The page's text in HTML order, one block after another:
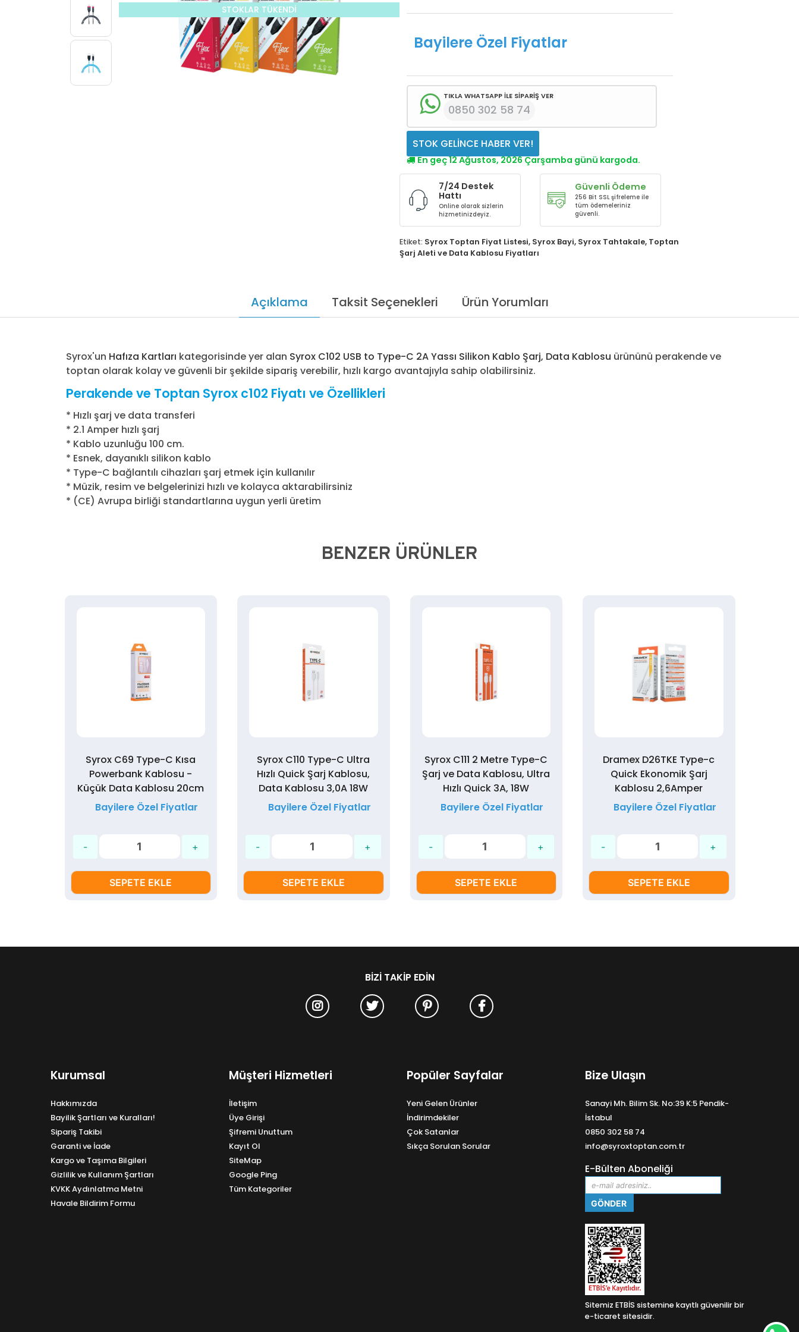
STOKLAR TÜKENDİ
Bayilere Özel Fiyatlar
TIKLA WHATSAPP İLE SİPARİŞ VER
0850 302 58 74
STOK GELİNCE HABER VER!
En geç 12 Ağustos, 2026 Çarşamba günü kargoda.
7/24 Destek
Hattı
Online olarak sizlerin
hizmetinizdeyiz.
Güvenli Ödeme
256 Bit SSL şifreleme ile
tüm ödemeleriniz
güvenli.
Etiket: Syrox Toptan Fiyat Listesi, Syrox Bayi, Syrox Tahtakale, Toptan
Şarj Aleti ve Data Kablosu Fiyatları
Açıklama Taksit Seçenekleri Ürün Yorumları
Syrox'un Hafıza Kartları kategorisinde yer alan Syrox C102 USB to Type-C 2A Yassı Silikon Kablo Şarj, Data Kablosu ürününü perakende ve
toptan olarak kolay ve güvenli bir şekilde sipariş verebilir, hızlı kargo avantajıyla sahip olabilirsiniz.
Perakende ve Toptan Syrox c102 Fiyatı ve Özellikleri
* Hızlı şarj ve data transferi
* 2.1 Amper hızlı şarj
* Kablo uzunluğu 100 cm.
* Esnek, dayanıklı silikon kablo
* Type-C bağlantılı cihazları şarj etmek için kullanılır
* Müzik, resim ve belgelerinizi hızlı ve kolayca aktarabilirsiniz
* (CE) Avrupa birliği standartlarına uygun yerli üretim
BENZER ÜRÜNLER
Syrox C69 Type-C Kısa
Powerbank Kablosu -
Küçük Data Kablosu 20cm
Bayilere Özel Fiyatlar
SEPETE EKLE
Syrox C110 Type-C Ultra
Hızlı Quick Şarj Kablosu,
Data Kablosu 3,0A 18W
Bayilere Özel Fiyatlar
SEPETE EKLE
Syrox C111 2 Metre Type-C
Şarj ve Data Kablosu, Ultra
Hızlı Quick 3A, 18W
Bayilere Özel Fiyatlar
SEPETE EKLE
Dramex D26TKE Type-c
Quick Ekonomik Şarj
Kablosu 2,6Amper
Bayilere Özel Fiyatlar
SEPETE EKLE
BIZI TAKIP EDIN
Kurumsal
Hakkımızda
Bayilik Şartları ve Kuralları!
Sipariş Takibi
Garanti ve İade
Kargo ve Taşıma Bilgileri
Gizlilik ve Kullanım Şartları
KVKK Aydınlatma Metni
Havale Bildirim Formu
Müşteri Hizmetleri
İletişim
Üye Girişi
Şifremi Unuttum
Kayıt Ol
SiteMap
Google Ping
Tüm Kategoriler
Popüler Sayfalar
Yeni Gelen Ürünler
İndirimdekiler
Çok Satanlar
Sıkça Sorulan Sorular
Bize Ulaşın
Sanayi Mh. Bilim Sk. No:39 K:5 Pendik-
İstabul
0850 302 58 74
info@syroxtoptan.com.tr
E-Bülten Aboneliği
Sitemiz ETBİS sistemine kayıtlı güvenilir bir
e-ticaret sitesidir.